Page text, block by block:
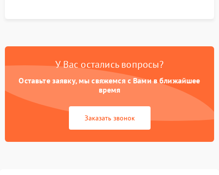
У Вас остались вопросы?
Оставьте заявку, мы свяжемся с Вами в ближайшее
время
Заказать звонок